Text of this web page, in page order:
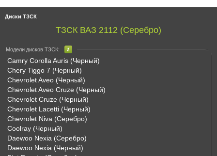
Диски ТЗСК
ТЗСК ВАЗ 2112 (Серебро)
Модели дисков ТЗСК:
Camry Corolla Auris (Черный)
Chery Tiggo 7 (Черный)
Chevrolet Aveo (Черный)
Chevrolet Aveo Cruze (Черный)
Chevrolet Cruze (Черный)
Chevrolet Lacetti (Черный)
Chevrolet Niva (Серебро)
Coolray (Черный)
Daewoo Nexia (Серебро)
Daewoo Nexia (Черный)